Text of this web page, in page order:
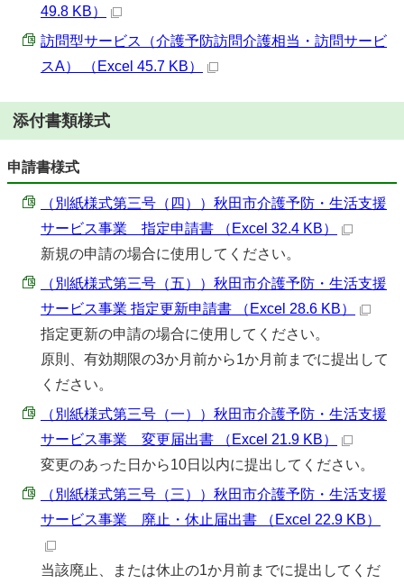
49.8 KB）
訪問型サービス（介護予防訪問介護相当・訪問サービ
スA） （Excel 45.7 KB）
添付書類様式
申請書様式
（別紙様式第三号（四））秋田市介護予防・生活支援
サービス事業 指定申請書 （Excel 32.4 KB）
新規の申請の場合に使用してください。
（別紙様式第三号（五））秋田市介護予防・生活支援
サービス事業 指定更新申請書 （Excel 28.6 KB）
指定更新の申請の場合に使用してください。
原則、有効期限の3か月前から1か月前までに提出して
ください。
（別紙様式第三号（一））秋田市介護予防・生活支援
サービス事業＿変更届出書 （Excel 21.9 KB）
変更のあった日から10日以内に提出してください。
（別紙様式第三号（三））秋田市介護予防・生活支援
サービス事業＿廃止・休止届出書 （Excel 22.9 KB）
当該廃止、または休止の1か月前までに提出してくだ